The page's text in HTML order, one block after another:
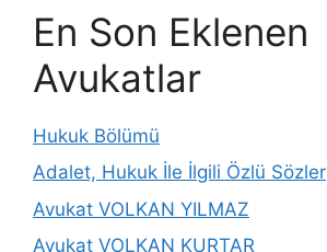
En Son Eklenen
Avukatlar
Hukuk Bölümü
Adalet, Hukuk İle İlgili Özlü Sözler
Avukat VOLKAN YILMAZ
Avukat VOLKAN KURTAR